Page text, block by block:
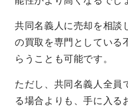
共同名義人に売却を相談
の買取を専門としている
らうことも可能です。
ただし、共同名義人全員
る場合よりも、手に入る